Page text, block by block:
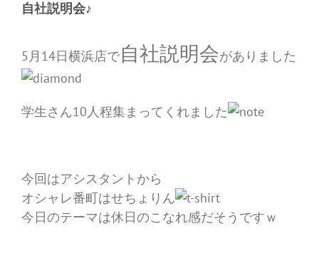
自社説明会♪
5月14日横浜店で自社説明会がありました
学生さん10人程集まってくれました
今回はアシスタントから
オシャレ番町はせちょりん
今日のテーマは休日のこなれ感だそうですｗ